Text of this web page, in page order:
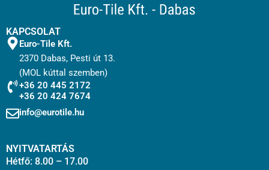
KAPCSOLAT
Euro-Tile Kft.
2370 Dabas, Pesti út 13.
(MOL kúttal szemben)
+36 20 445 2172
+36 20 424 7674
info@eurotile.hu
NYITVATARTÁS
Hétfő: 8.00 – 17.00